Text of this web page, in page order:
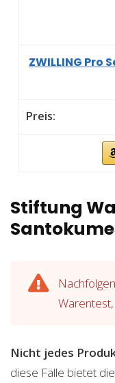
ZWILLING Pro
Stiftung
Nicht jedes
diese Fälle bietet